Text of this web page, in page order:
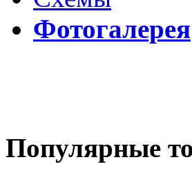
Фотогалерея
Популярные